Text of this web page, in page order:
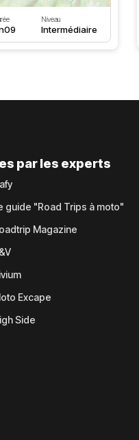
Niveau
Intermédiaire
par les experts
guide "Road Trips à moto"
Magazine
Excape
Side